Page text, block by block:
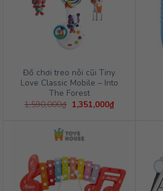
Đồ chơi treo nôi cũi Tiny
Love Classic Mobile – Into
The Forest
1,590,000₫ Giá
gốc
1,351,000₫Giá
hiện